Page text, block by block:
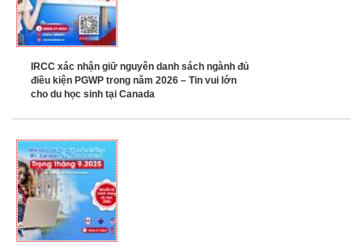
IRCC xác nhận giữ nguyên danh sách ngành đủ
điều kiện PGWP trong năm 2026 – Tin vui lớn
cho du học sinh tại Canada